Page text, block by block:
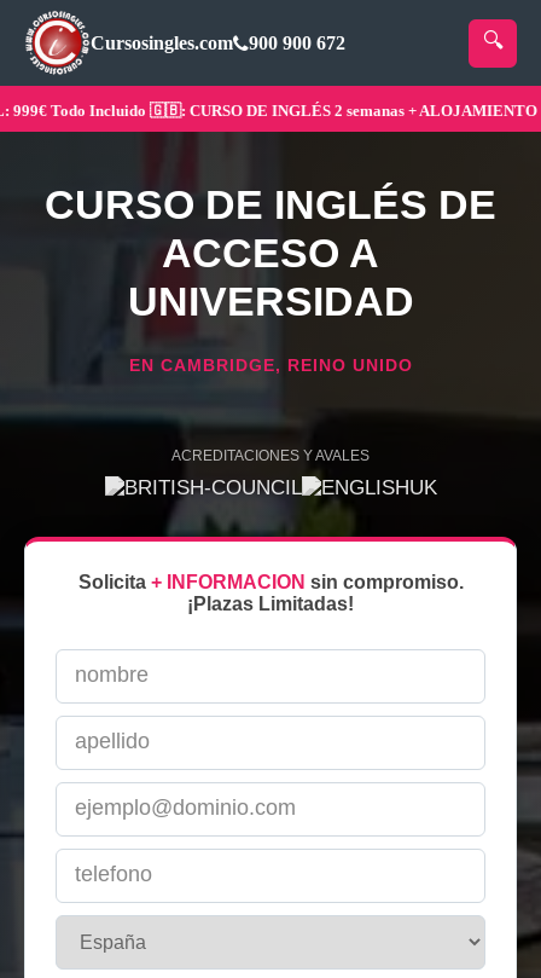
Cursosingles.com 900 900 672
Todo Incluido 🇬🇧: CURSO DE INGLÉS 2 semanas + ALOJAMIENTO
CURSO DE INGLÉS DE
ACCESO A
UNIVERSIDAD
EN CAMBRIDGE, REINO UNIDO
ACREDITACIONES Y AVALES
Solicita + INFORMACION sin compromiso.
¡Plazas Limitadas!